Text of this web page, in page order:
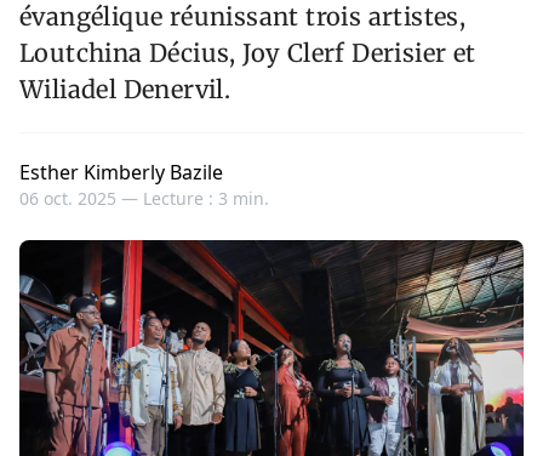
évangélique réunissant trois artistes,
Loutchina Décius, Joy Clerf Derisier et
Wiliadel Denervil.
Esther Kimberly Bazile
06 oct. 2025 — Lecture : 3 min.